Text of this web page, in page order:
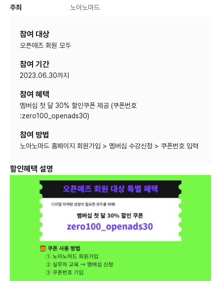
주최 노아노마드
참여 대상
오픈애즈 회원 모두
참여 기간
2023.06.30까지
참여 혜택
멤버십 첫 달 30% 할인쿠폰 제공 (쿠폰번호
:zero100_openads30)
참여 방법
노아노마드 홈페이지 회원가입 > 멤버십 수강신청 > 쿠폰번호 입력
할인혜택 설명